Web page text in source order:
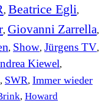
, Beatrice Egli,
, Giovanni Zarrella,
, Show, Jürgens TV,
Kiewel,
, SWR, Immer wieder
, Howard